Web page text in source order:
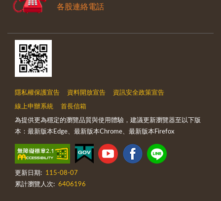
各股連絡電話
隱私權保護宣告 資料開放宣告 資訊安全政策宣告
線上申辦系統 首長信箱
為提供更為穩定的瀏覽品質與使用體驗，建議更新瀏覽器至以下版
本：最新版本Edge、最新版本Chrome、最新版本Firefox
更新日期:
115-08-07
累計瀏覽人次: 6406196